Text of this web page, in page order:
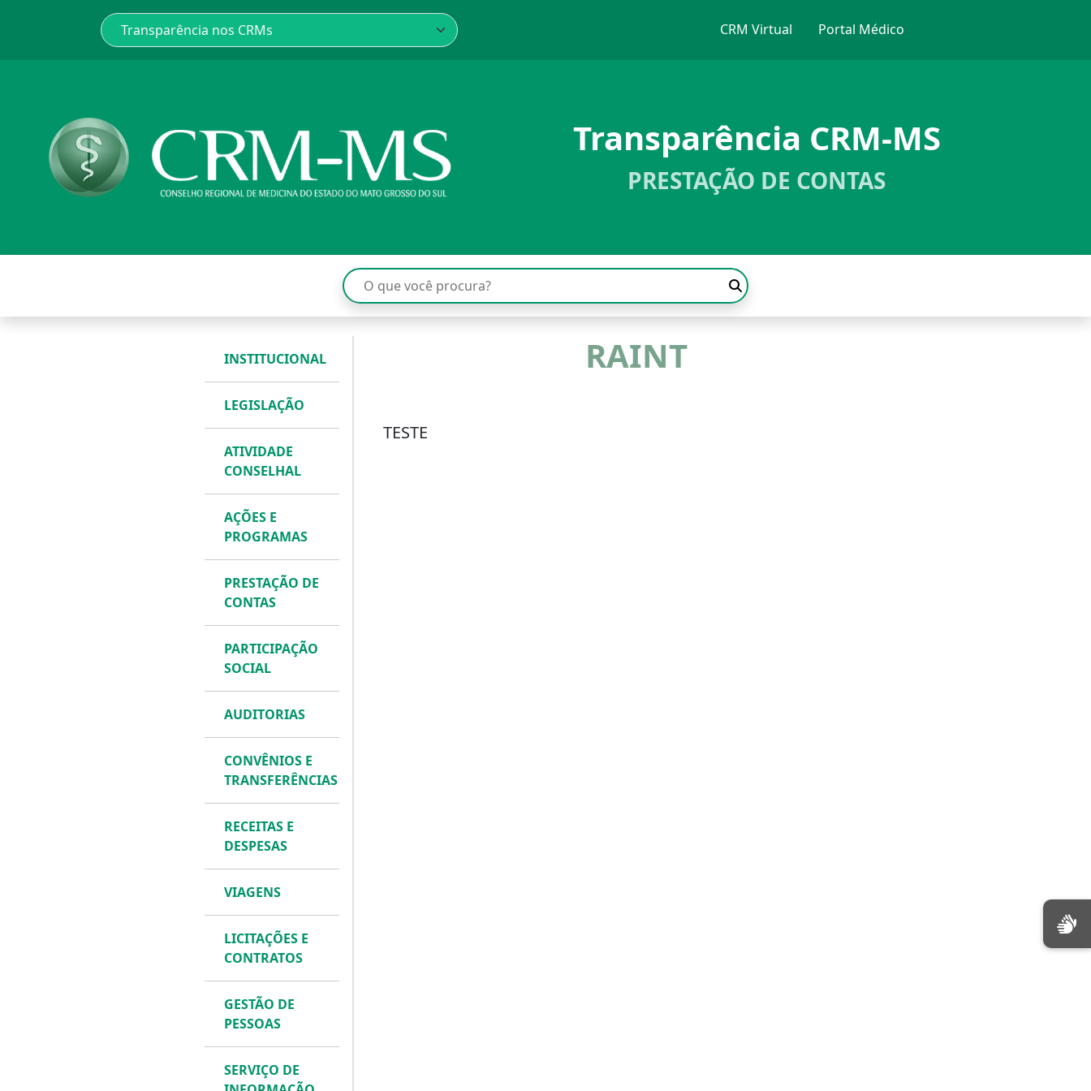
CRM Virtual Portal Médico
Transparência CRM-MS
PRESTAÇÃO DE CONTAS
INSTITUCIONAL
LEGISLAÇÃO
ATIVIDADE
CONSELHAL
AÇÕES E
PROGRAMAS
PRESTAÇÃO DE
CONTAS
PARTICIPAÇÃO
SOCIAL
AUDITORIAS
CONVÊNIOS E
TRANSFERÊNCIAS
RECEITAS E
DESPESAS
VIAGENS
LICITAÇÕES E
CONTRATOS
GESTÃO DE
PESSOAS
SERVIÇO DE
RAINT
TESTE